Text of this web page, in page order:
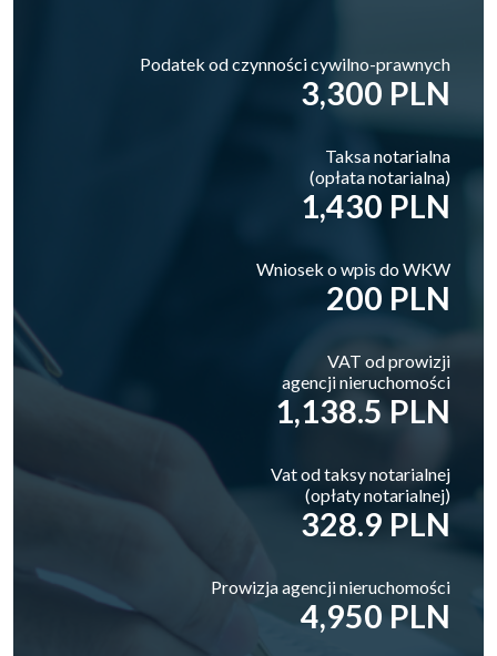
Podatek od czynności cywilno-prawnych
3,300 PLN
Taksa notarialna
(opłata notarialna)
1,430 PLN
Wniosek o wpis do WKW
200 PLN
VAT od prowizji
agencji nieruchomości
1,138.5 PLN
Vat od taksy notarialnej
(opłaty notarialnej)
328.9 PLN
Prowizja agencji nieruchomości
4,950 PLN